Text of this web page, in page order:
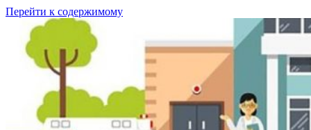
Перейти к содержимому